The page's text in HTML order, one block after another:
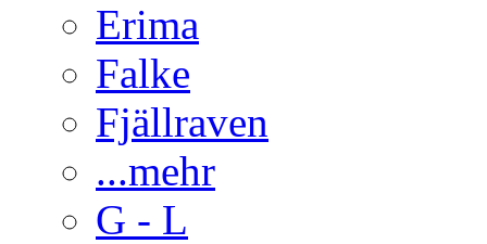
Erima
Falke
Fjällraven
...mehr
G - L